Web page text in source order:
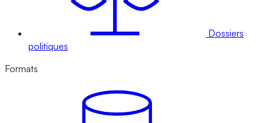
Dossiers
politiques
Formats